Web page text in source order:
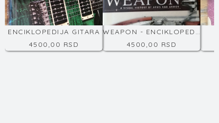
ENCIKLOPEDIJA GITARA
4500,00 RSD
WEAPON - ENCIKLOPEDIJA NAORUŽANJA
4500,00 RSD